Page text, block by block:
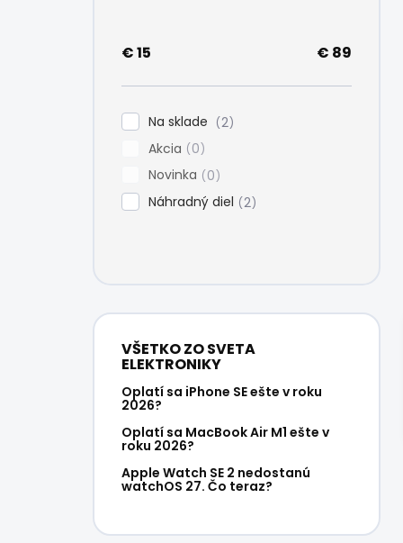
€15 € 89
Na sklade
2
Akcia
0
Novinka
0
Náhradný diel 2
VŠETKO ZO SVETA
ELEKTRONIKY
Oplatí sa iPhone SE ešte v roku
2026?
Oplatí sa MacBook Air M1 ešte v
roku 2026?
Apple Watch SE 2 nedostanú
watchOS 27. Čo teraz?